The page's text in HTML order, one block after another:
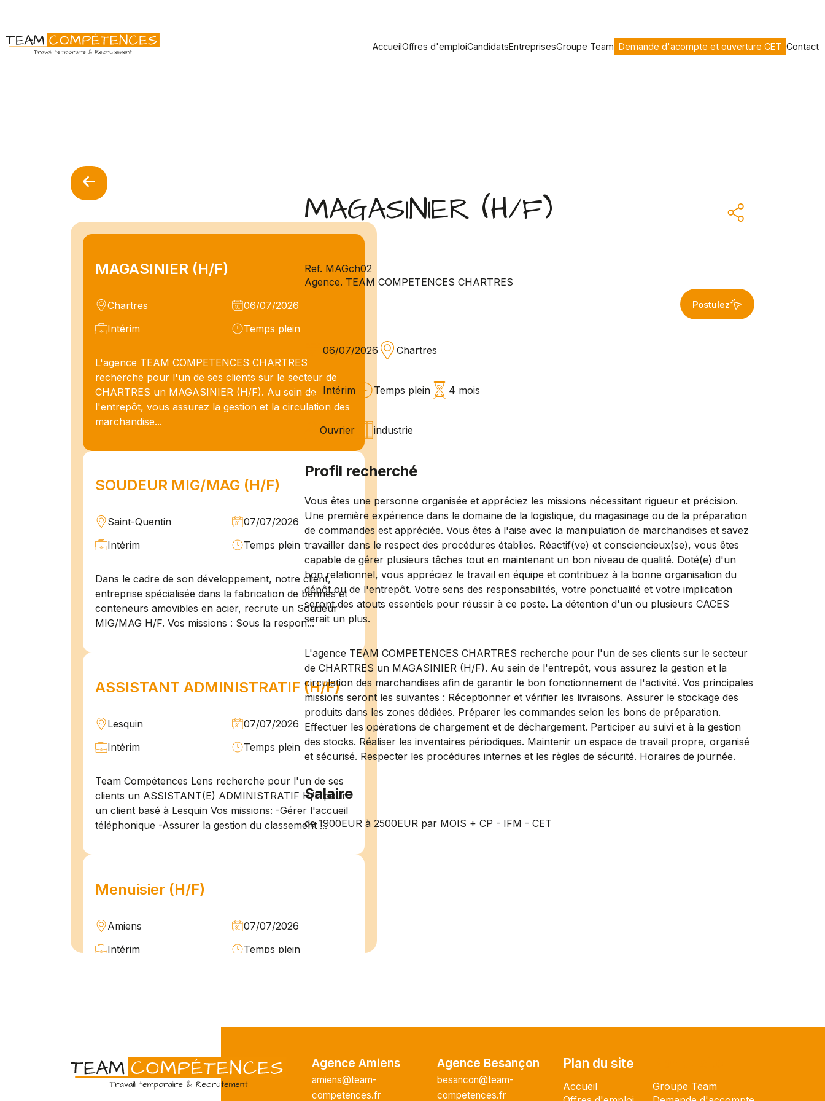
AccueilOffres d'emploiCandidatsEntreprisesGroupe Team Demande d'acompte et ouverture CET Contact
MAGASINIER (H/F)
Chartres
06/07/2026
Intérim
Temps plein
L'agence TEAM COMPETENCES CHARTRES
recherche pour l'un de ses clients sur le secteur de
CHARTRES un MAGASINIER (H/F). Au sein de
l'entrepôt, vous assurez la gestion et la circulation des
marchandise...
SOUDEUR MIG/MAG (H/F)
Saint-Quentin
07/07/2026
Intérim
Temps plein
Dans le cadre de son développement, notre client,
entreprise spécialisée dans la fabrication de bennes et
conteneurs amovibles en acier, recrute un Soudeur
MIG/MAG H/F. Vos missions : Sous la respon...
ASSISTANT ADMINISTRATIF (H/F)
Lesquin
07/07/2026
Intérim
Temps plein
Team Compétences Lens recherche pour l'un de ses
clients un ASSISTANT(E) ADMINISTRATIF H/F pour
un client basé à Lesquin Vos missions: -Gérer l'accueil
téléphonique -Assurer la gestion du classement ...
Menuisier (H/F)
Amiens
07/07/2026
Intérim
Temps plein
une équipe déjà en place dans une structure majeur...
Technicien de maintenance H/F
MAGASINIER (H/F)
Ref. MAGch02
Agence. TEAM COMPETENCES CHARTRES
Postulez
06/07/2026 Chartres
Intérim Temps plein 4 mois
Ouvrier industrie
Profil recherché
Vous êtes une personne organisée et appréciez les missions nécessitant rigueur et précision.
Une première expérience dans le domaine de la logistique, du magasinage ou de la préparation
de commandes est appréciée. Vous êtes à l'aise avec la manipulation de marchandises et savez
travailler dans le respect des procédures établies. Réactif(ve) et consciencieux(se), vous êtes
capable de gérer plusieurs tâches tout en maintenant un bon niveau de qualité. Doté(e) d'un
bon relationnel, vous appréciez le travail en équipe et contribuez à la bonne organisation du
dépôt ou de l'entrepôt. Votre sens des responsabilités, votre ponctualité et votre implication
seront des atouts essentiels pour réussir à ce poste. La détention d'un ou plusieurs CACES
serait un plus.
L'agence TEAM COMPETENCES CHARTRES recherche pour l'un de ses clients sur le secteur
de CHARTRES un MAGASINIER (H/F). Au sein de l'entrepôt, vous assurez la gestion et la
circulation des marchandises afin de garantir le bon fonctionnement de l'activité. Vos principales
missions seront les suivantes : Réceptionner et vérifier les livraisons. Assurer le stockage des
produits dans les zones dédiées. Préparer les commandes selon les bons de préparation.
Effectuer les opérations de chargement et de déchargement. Participer au suivi et à la gestion
des stocks. Réaliser les inventaires périodiques. Maintenir un espace de travail propre, organisé
et sécurisé. Respecter les procédures internes et les règles de sécurité. Horaires de journée.
Salaire
de 1900EUR à 2500EUR par MOIS + CP - IFM - CET
Agence Amiens
amiens@team-
competences.fr
Agence Besançon
besancon@team-
competences.fr
Plan du site
Accueil
Groupe Team